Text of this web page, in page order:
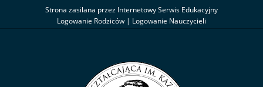
Strona zasilana przez Internetowy Serwis Edukacyjny
Logowanie Rodziców | Logowanie Nauczycieli